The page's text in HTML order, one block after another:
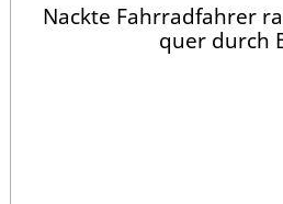
Nackte Fahrradfahrer
quer durch